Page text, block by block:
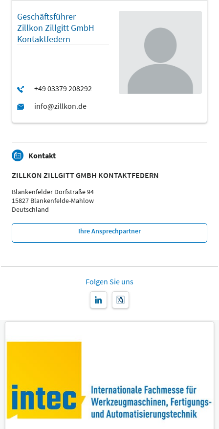
Geschäftsführer
Zillkon Zillgitt GmbH
Kontaktfedern
Kontakt
ZILLKON ZILLGITT GMBH KONTAKTFEDERN
Blankenfelder Dorfstraße 94
15827 Blankenfelde-Mahlow
Deutschland
Ihre Ansprechpartner
Folgen Sie uns